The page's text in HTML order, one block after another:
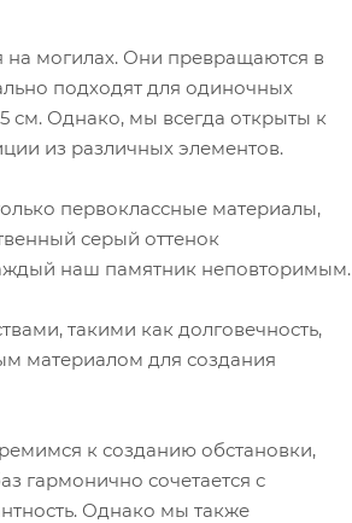
могилах. Они превращаются в
подходят для одиночных
см. Однако, мы всегда открыты к
из различных элементов.
первоклассные материалы,
серый оттенок
наш памятник неповторимым.
такими как долговечность,
материалом для создания
к созданию обстановки,
гармонично сочетается с
Однако мы также